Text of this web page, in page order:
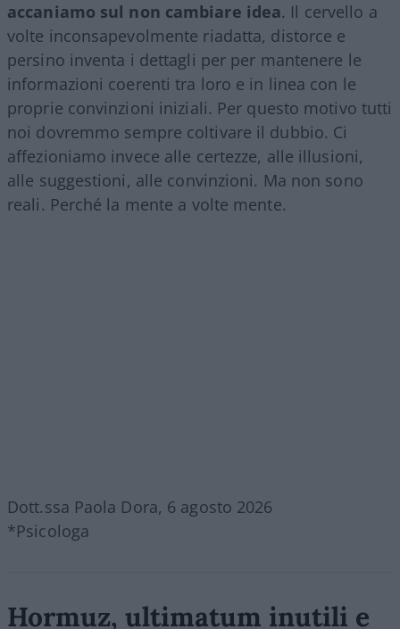
accaniamo sul non cambiare idea. Il cervello a
volte inconsapevolmente riadatta, distorce e
persino inventa i dettagli per per mantenere le
informazioni coerenti tra loro e in linea con le
proprie convinzioni iniziali. Per questo motivo tutti
noi dovremmo sempre coltivare il dubbio. Ci
affezioniamo invece alle certezze, alle illusioni,
alle suggestioni, alle convinzioni. Ma non sono
reali. Perché la mente a volte mente.
Dott.ssa Paola Dora, 6 agosto 2026
*Psicologa
Hormuz, ultimatum inutili e